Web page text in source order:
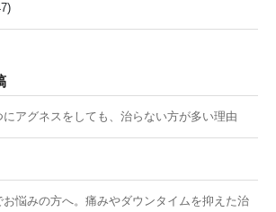
にアグネスをしても、治らない方が多い理由
悩みの方へ。痛みやダウンタイムを抑えた治